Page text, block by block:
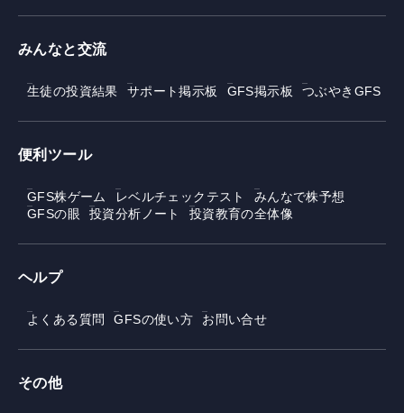
みんなと交流
生徒の投資結果 サポート掲示板 GFS掲示板 つぶやきGFS
便利ツール
GFS株ゲーム レベルチェックテスト
みんなで株予想
GFSの眼
投資分析ノート 投資教育の全体像
ヘルプ
よくある質問 GFSの使い方 お問い合せ
その他